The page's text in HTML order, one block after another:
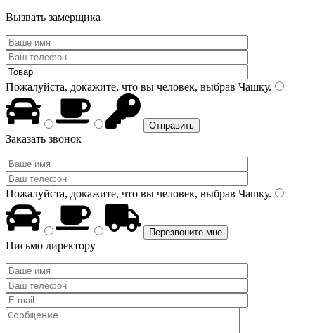
Вызвать замерщика
Пожалуйста, докажите, что вы человек, выбрав Чашку.
Заказать звонок
Пожалуйста, докажите, что вы человек, выбрав Чашку.
Письмо директору